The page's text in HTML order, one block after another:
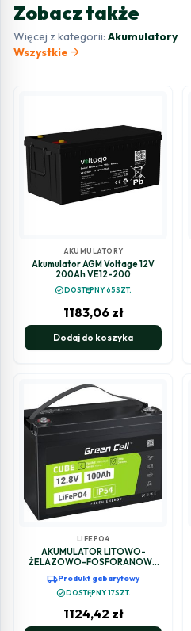
Zobacz także
Więcej z kategorii: Akumulatory
Wszystkie arrow_forward
AKUMULATORY
Akumulator AGM Voltage 12V
200Ah VE12-200
check_circleDOSTĘPNY 65SZT.
1183,06 zł
Dodaj do koszyka
LIFEPO4
AKUMULATOR LITOWO-
ŻELAZOWO-FOSFORANOWY
100Ah LFPGC12V100AH
local_shippingProdukt gabarytowy
check_circleDOSTĘPNY 17SZT.
1124,42 zł